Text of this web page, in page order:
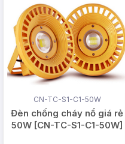
CN-TC-S1-C1-50W
Đèn chống cháy nổ giá rẻ
50W [CN-TC-S1-C1-50W]